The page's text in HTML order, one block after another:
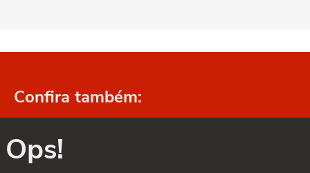
Confira também:
Ops!